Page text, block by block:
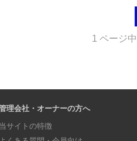
1 ページ
理会社・オーナーの方へ
当サイトの特徴